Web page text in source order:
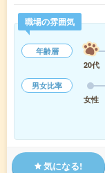
職場の雰囲気
年齢層
20代
男女比率
女性
気になる!